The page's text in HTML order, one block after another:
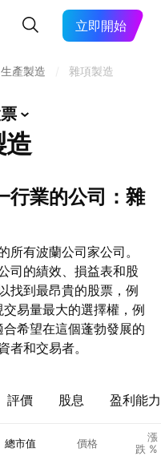
立即開始
生產製造 雜項製造
造
所有波蘭公司家公司。
司的績效、損益表和股
找到最昂貴的股票，例
易量最大的選擇權，例
希望在這個蓬勃發展的
者和交易者。
評價 股息 盈利能力
總市值 價格
漲
跌 %